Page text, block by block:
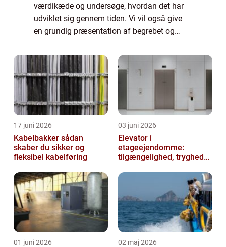
værdikæde og undersøge, hvordan det har
udviklet sig gennem tiden. Vi vil også give
en grundig præsentation af begrebet og
emnet, bør vide. En værdikæde ka...
17 juni 2026
Kabelbakker sådan
skaber du sikker og
fleksibel kabelføring
03 juni 2026
Elevator i
etageejendomme:
tilgængelighed, tryghed
01 juni 2026 02 maj 2026